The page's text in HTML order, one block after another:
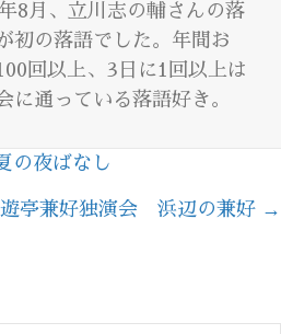
8月、立川志の輔さんの落
初の落語でした。年間お
回以上、3日に1回以上は
に通っている落語好き。
夜ばなし
亭兼好独演会 浜辺の兼好 →